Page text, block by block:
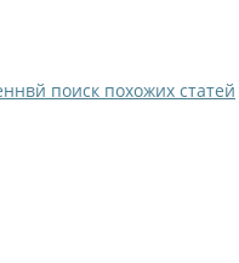
поиск похожих статей